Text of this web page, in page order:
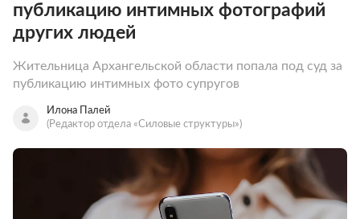
публикацию интимных фотографий
других людей
Жительница Архангельской области попала под суд за
публикацию интимных фото супругов
Илона Палей
(Редактор отдела «Силовые структуры»)